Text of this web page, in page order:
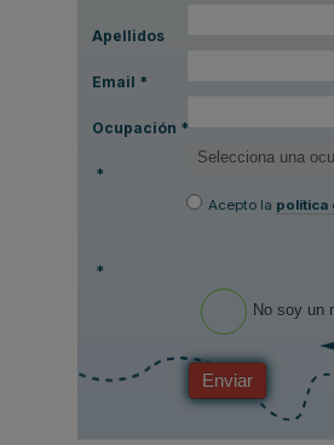
Apellidos
Email *
Ocupación *
*
Acepto la política
*
No soy un
Enviar